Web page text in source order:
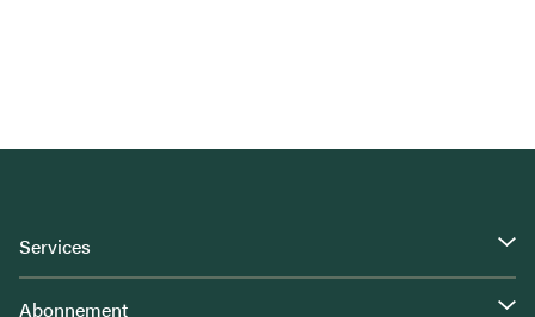
Services
Abonnement